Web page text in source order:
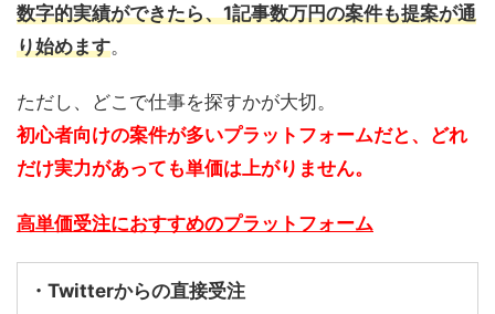
数字的実績ができたら、1記事数万円の案件も提案が通
り始めます。
ただし、どこで仕事を探すかが大切。
初心者向けの案件が多いプラットフォームだと、どれ
だけ実力があっても単価は上がりません。
高単価受注におすすめのプラットフォーム
・Twitterからの直接受注